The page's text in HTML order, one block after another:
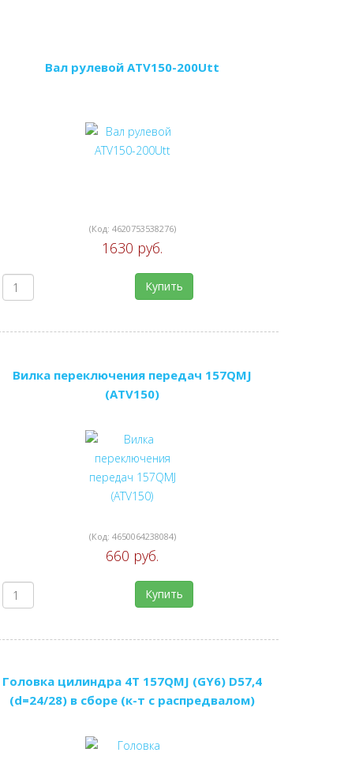
Вал рулевой ATV150-200Utt
(Код: 4620753538276)
1630 руб.
Купить
Вилка переключения передач 157QMJ
(ATV150)
(Код: 4650064238084)
660 руб.
Купить
Головка цилиндра 4Т 157QMJ (GY6) D57,4
(d=24/28) в сборе (к-т с распредвалом)